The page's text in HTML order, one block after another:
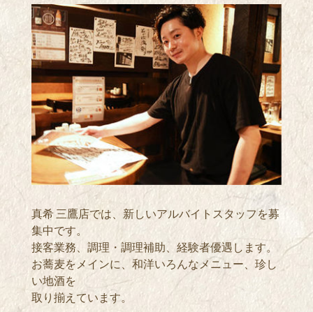
真希 三鷹店では、新しいアルバイトスタッフを募
集中です。
接客業務、調理・調理補助、経験者優遇します。
お蕎麦をメインに、和洋いろんなメニュー、珍し
い地酒を
取り揃えています。